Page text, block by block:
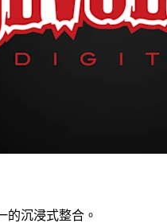
的沉浸式整合。